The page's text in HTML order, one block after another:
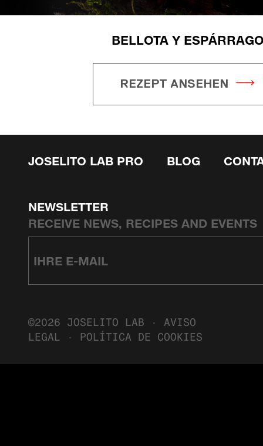
BELLOTA Y
REZEPT ANSEHEN
JOSELITO LAB PRO BLOG
NEWSLETTER
RECEIVE NEWS, RECIPES AND EVENTS
©2026 JOSELITO LAB · AVISO
LEGAL · POLÍTICA DE COOKIES